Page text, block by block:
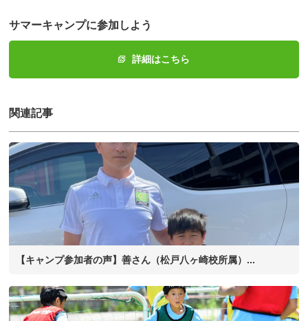
サマーキャンプに参加しよう
詳細はこちら
関連記事
【キャンプ参加者の声】善さん（松戸八ヶ崎校所属）...